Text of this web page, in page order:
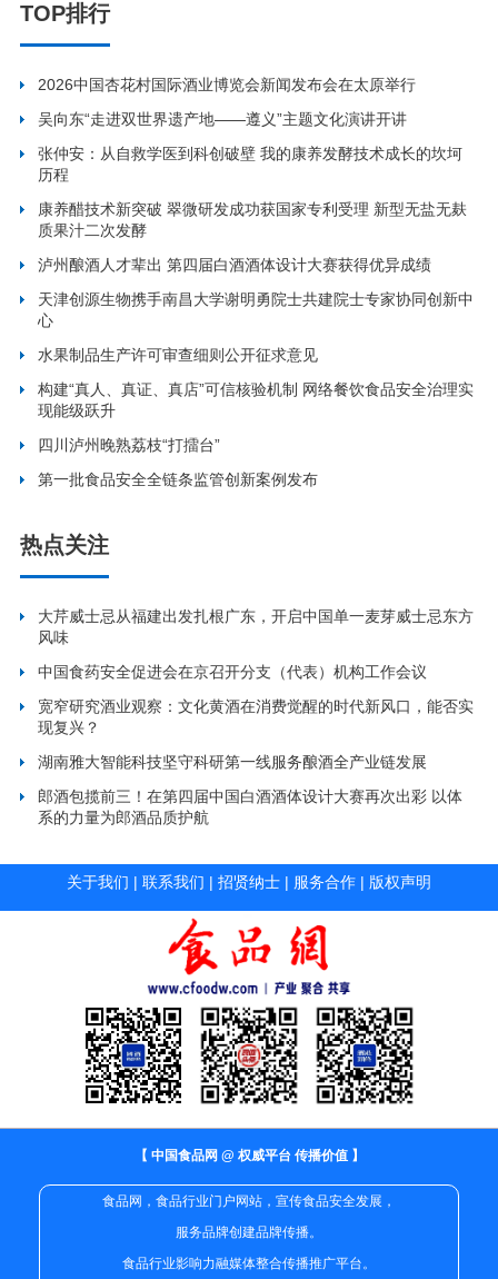
TOP排行
2026中国杏花村国际酒业博览会新闻发布会在太原举行
吴向东“走进双世界遗产地——遵义”主题文化演讲开讲
张仲安：从自救学医到科创破壁 我的康养发酵技术成长的坎坷
历程
康养醋技术新突破 翠微研发成功获国家专利受理 新型无盐无麸
质果汁二次发酵
泸州酿酒人才辈出 第四届白酒酒体设计大赛获得优异成绩
天津创源生物携手南昌大学谢明勇院士共建院士专家协同创新中
心
水果制品生产许可审查细则公开征求意见
构建“真人、真证、真店”可信核验机制 网络餐饮食品安全治理实
现能级跃升
四川泸州晚熟荔枝“打擂台”
第一批食品安全全链条监管创新案例发布
热点关注
大芹威士忌从福建出发扎根广东，开启中国单一麦芽威士忌东方
风味
中国食药安全促进会在京召开分支（代表）机构工作会议
宽窄研究酒业观察：文化黄酒在消费觉醒的时代新风口，能否实
现复兴？
湖南雅大智能科技坚守科研第一线服务酿酒全产业链发展
郎酒包揽前三！在第四届中国白酒酒体设计大赛再次出彩 以体
系的力量为郎酒品质护航
关于我们 | 联系我们 | 招贤纳士 | 服务合作 | 版权声明
【 中国食品网 @ 权威平台 传播价值 】
食品网，食品行业门户网站，宣传食品安全发展，
服务品牌创建品牌传播。
食品行业影响力融媒体整合传播推广平台。